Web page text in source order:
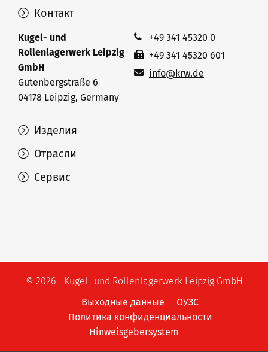
Изделия
Отрасли
Сервис
Контакт
Kugel- und
Rollenlagerwerk Leipzig
GmbH
Gutenbergstraße 6
04178 Leipzig, Germany
+49 341 45320 0
+49 341 45320 601
info@krw.de
© 2026 - Kugel- und Rollenlagerwerk Leipzig GmbH
Выходные данные
ОУЗС
Политика конфиденциальности
Hinweisgebersystem